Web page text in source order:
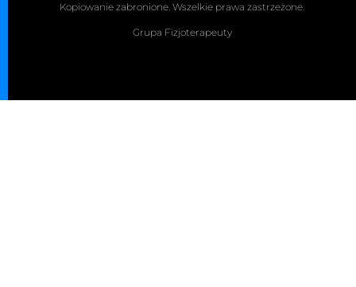
Kopiowanie zabronione. Wszelkie prawa zastrzeżone.
Grupa Fizjoterapeuty